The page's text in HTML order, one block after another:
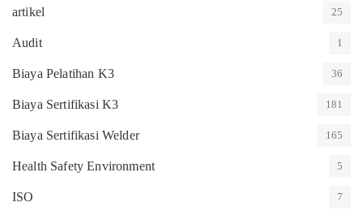
artikel 25
Audit 1
Biaya Pelatihan K3 36
Biaya Sertifikasi K3 181
Biaya Sertifikasi Welder 165
Health Safety Environment 5
ISO 7